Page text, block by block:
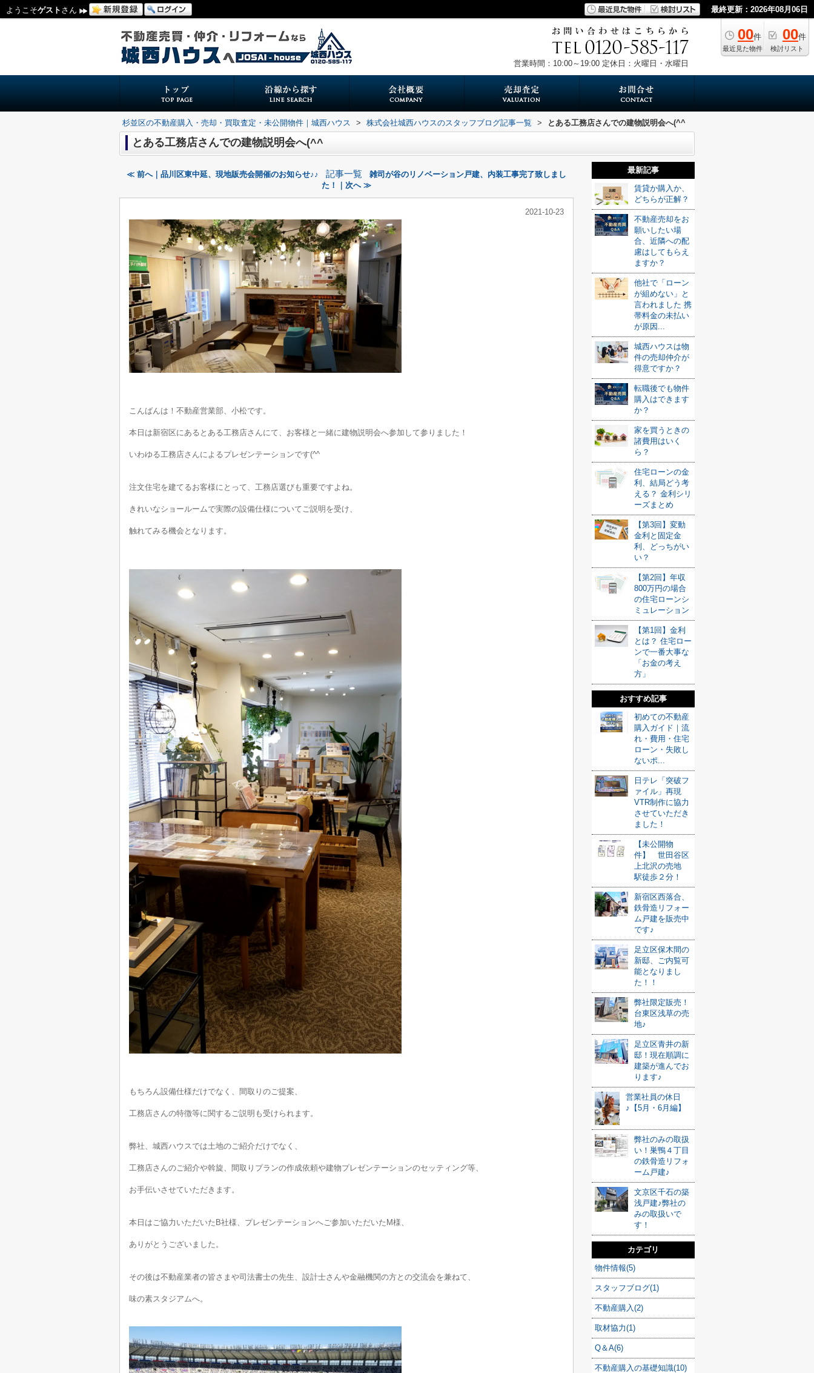
ようこそゲスト さん 最終更新：2026年08月06日
00件
最近見た物件
00件
検討リスト
営業時間：10:00～19:00 定休日：火曜日・水曜日
杉並区の不動産購入・売却・買取査定・未公開物件｜城西ハウス > 株式会社城西ハウスのスタッフブログ記事一覧 > とある工務店さんでの建物説明会へ(^^
とある工務店さんでの建物説明会へ(^^
≪ 前へ｜品川区東中延、現地販売会開催のお知らせ♪♪ 記事一覧
雑司が谷のリノベーション戸建、内装工事完了致しまし
た！｜次へ ≫
2021-10-23
こんばんは！不動産営業部、小松です。
本日は新宿区にあるとある工務店さんにて、お客様と一緒に建物説明会へ参加して参りました！
いわゆる工務店さんによるプレゼンテーションです(^^
注文住宅を建てるお客様にとって、工務店選びも重要ですよね。
きれいなショールームで実際の設備仕様についてご説明を受け、
触れてみる機会となります。
もちろん設備仕様だけでなく、間取りのご提案、
工務店さんの特徴等に関するご説明も受けられます。
弊社、城西ハウスでは土地のご紹介だけでなく、
工務店さんのご紹介や斡旋、間取りプランの作成依頼や建物プレゼンテーションのセッティング等、
お手伝いさせていただきます。
本日はご協力いただいたB社様、プレゼンテーションへご参加いただいたM様、
ありがとうございました。
その後は不動産業者の皆さまや司法書士の先生、設計士さんや金融機関の方との交流会を兼ねて、
味の素スタジアムへ。
最新記事
賃貸か購入か、
どちらが正解？
不動産売却をお
願いしたい場
合、近隣への配
慮はしてもらえ
ますか？
他社で「ローン
が組めない」と
言われました 携
帯料金の未払い
が原因...
城西ハウスは物
件の売却仲介が
得意ですか？
転職後でも物件
購入はできます
か？
家を買うときの
諸費用はいく
ら？
住宅ローンの金
利、結局どう考
える？ 金利シリ
ーズまとめ
【第3回】変動
金利と固定金
利、どっちがい
い？
【第2回】年収
800万円の場合
の住宅ローンシ
ミュレーション
【第1回】金利
とは？ 住宅ロー
ンで一番大事な
「お金の考え
方」
おすすめ記事
初めての不動産
購入ガイド｜流
れ・費用・住宅
ローン・失敗し
ないポ...
日テレ「突破フ
ァイル」再現
VTR制作に協力
させていただき
ました！
【未公開物
件】 世田谷区
上北沢の売地
駅徒歩２分！
新宿区西落合、
鉄骨造リフォー
ム戸建を販売中
です♪
足立区保木間の
新邸、ご内覧可
能となりまし
た！！
弊社限定販売！
台東区浅草の売
地♪
足立区青井の新
邸！現在順調に
建築が進んでお
ります♪
営業社員の休日
♪【5月・6月編】
弊社のみの取扱
い！巣鴨４丁目
の鉄骨造リフォ
ーム戸建♪
文京区千石の築
浅戸建♪弊社の
みの取扱いで
す！
カテゴリ
物件情報(5)
スタッフブログ(1)
不動産購入(2)
取材協力(1)
Q＆A(6)
不動産購入の基礎知識(10)